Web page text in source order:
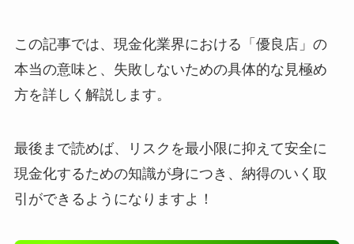
この記事では、現金化業界における「優良店」の
本当の意味と、失敗しないための具体的な見極め
方を詳しく解説します。
最後まで読めば、リスクを最小限に抑えて安全に
現金化するための知識が身につき、納得のいく取
引ができるようになりますよ！